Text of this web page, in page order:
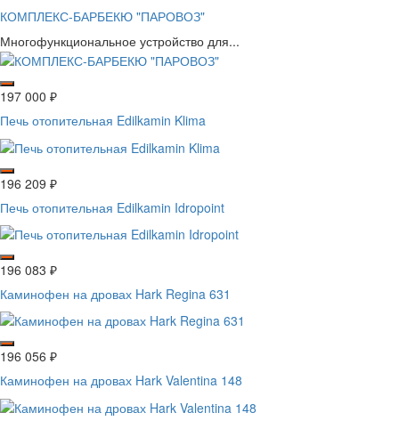
КОМПЛЕКС-БАРБЕКЮ "ПАРОВОЗ"
Многофункциональное устройство для...
197 000 ₽
Печь отопительная Edilkamin Klima
196 209 ₽
Печь отопительная Edilkamin Idropoint
196 083 ₽
Каминофен на дровах Hark Regina 631
196 056 ₽
Каминофен на дровах Hark Valentina 148